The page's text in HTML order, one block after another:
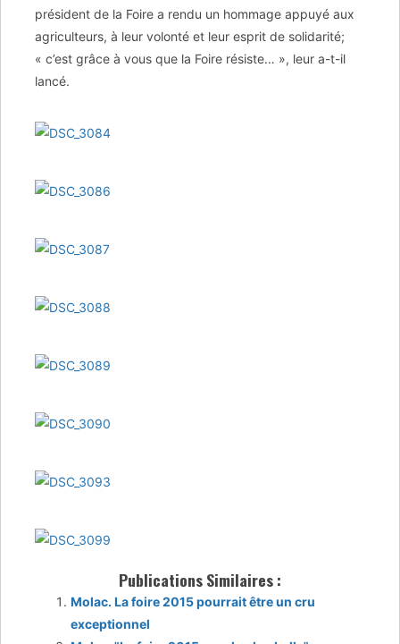
président de la Foire a rendu un hommage appuyé aux
agriculteurs, à leur volonté et leur esprit de solidarité;
« c’est grâce à vous que la Foire résiste… », leur a-t-il
lancé.
Publications Similaires :
Molac. La foire 2015 pourrait être un cru
exceptionnel